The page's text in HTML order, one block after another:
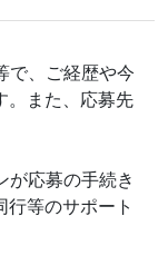
で、ご経歴や今
。また、応募先
が応募の手続き
等のサポート